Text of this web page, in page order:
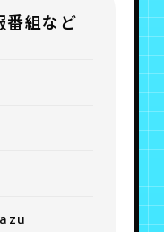
番組など